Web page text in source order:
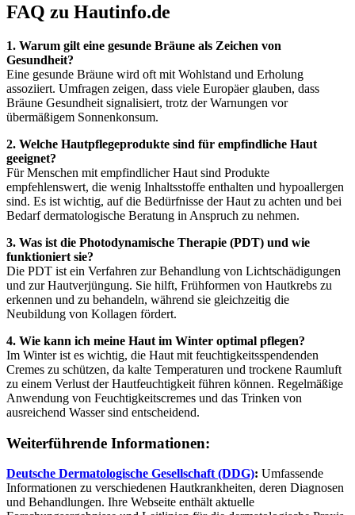
FAQ zu Hautinfo.de
1. Warum gilt eine gesunde Bräune als Zeichen von
Gesundheit?
Eine gesunde Bräune wird oft mit Wohlstand und Erholung
assoziiert. Umfragen zeigen, dass viele Europäer glauben, dass
Bräune Gesundheit signalisiert, trotz der Warnungen vor
übermäßigem Sonnenkonsum.
2. Welche Hautpflegeprodukte sind für empfindliche Haut
geeignet?
Für Menschen mit empfindlicher Haut sind Produkte
empfehlenswert, die wenig Inhaltsstoffe enthalten und hypoallergen
sind. Es ist wichtig, auf die Bedürfnisse der Haut zu achten und bei
Bedarf dermatologische Beratung in Anspruch zu nehmen.
3. Was ist die Photodynamische Therapie (PDT) und wie
funktioniert sie?
Die PDT ist ein Verfahren zur Behandlung von Lichtschädigungen
und zur Hautverjüngung. Sie hilft, Frühformen von Hautkrebs zu
erkennen und zu behandeln, während sie gleichzeitig die
Neubildung von Kollagen fördert.
4. Wie kann ich meine Haut im Winter optimal pflegen?
Im Winter ist es wichtig, die Haut mit feuchtigkeitsspendenden
Cremes zu schützen, da kalte Temperaturen und trockene Raumluft
zu einem Verlust der Hautfeuchtigkeit führen können. Regelmäßige
Anwendung von Feuchtigkeitscremes und das Trinken von
ausreichend Wasser sind entscheidend.
Weiterführende Informationen:
Deutsche Dermatologische Gesellschaft (DDG): Umfassende
Informationen zu verschiedenen Hautkrankheiten, deren Diagnosen
und Behandlungen. Ihre Webseite enthält aktuelle